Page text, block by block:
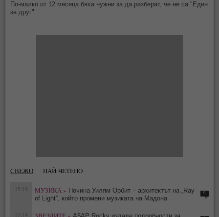
По-малко от 12 месеца бяха нужни за да разберат, че не са "Един
за друг"
СВЕЖО НАЙ-ЧЕТЕНО
15:19 МУЗИКА » Почина Уилям Орбит – архитектът на „Ray
of Light“, който промени музиката на Мадона
0
13:14